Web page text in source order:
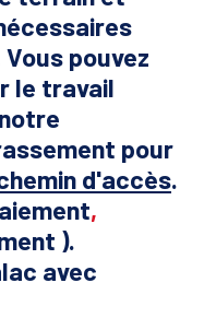
pouvez
le travail
pour
d'accès.
,
).
avec